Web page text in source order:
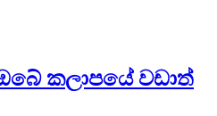
කලාපයේ වඩාත්